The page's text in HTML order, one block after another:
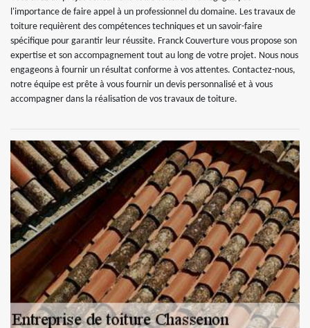
l'importance de faire appel à un professionnel du domaine. Les travaux de
toiture requièrent des compétences techniques et un savoir-faire
spécifique pour garantir leur réussite. Franck Couverture vous propose son
expertise et son accompagnement tout au long de votre projet. Nous nous
engageons à fournir un résultat conforme à vos attentes. Contactez-nous,
notre équipe est prête à vous fournir un devis personnalisé et à vous
accompagner dans la réalisation de vos travaux de toiture.